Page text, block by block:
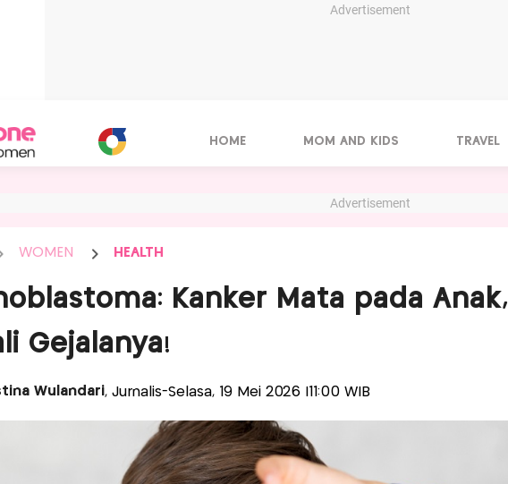
Advertisement
HOME MOM AND KIDS TRAVEL
Advertisement
WOMEN HEALTH
Kanker Mata pada Anak,
Gejalanya!
Wulandari, Jurnalis-Selasa, 19 Mei 2026 |11:00 WIB